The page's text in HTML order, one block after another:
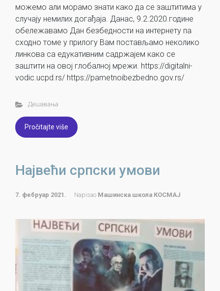
можемо али морамо знати како да се заштитима у
случају немилих догађаја. Данас, 9.2.2020.године
обележавамо Дан безбедности на интернету па
сходно томе у прилогу Вам постављамо неколико
линкова са едукативним садржајем како се
заштити на овој глобалној мрежи. https://digitalni-
vodic.ucpd.rs/ https://pametnoibezbedno.gov.rs/
Дешавања
Pročitajte više
Највећи српски умови
7. фебруар 2021. Napisao Машинска школа КОСМАЈ